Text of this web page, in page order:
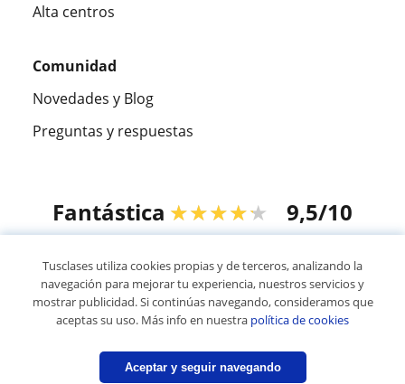
Alta centros
Comunidad
Novedades y Blog
Preguntas y respuestas
Fantástica ★★★★★ 9,5/10
© 2007 - 2026 Tusclases.mx
Mapa web:Profesores particulares
Tusclases utiliza cookies propias y de terceros, analizando la
navegación para mejorar tu experiencia, nuestros servicios y
mostrar publicidad. Si continúas navegando, consideramos que
aceptas su uso. Más info en nuestra política de cookies
Aceptar y seguir navegando